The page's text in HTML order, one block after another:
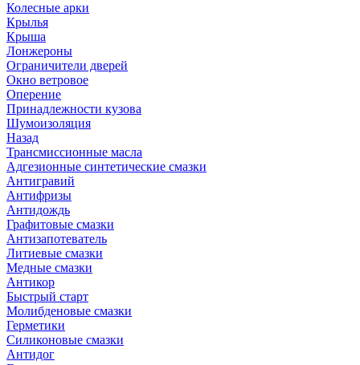
Колесные арки
Крылья
Крыша
Лонжероны
Ограничители дверей
Окно ветровое
Оперение
Принадлежности кузова
Шумоизоляция
Назад
Трансмиссионные масла
Адгезионные синтетические смазки
Антигравий
Антифризы
Антидождь
Графитовые смазки
Антизапотеватель
Литиевые смазки
Медные смазки
Антикор
Быстрый старт
Молибденовые смазки
Герметики
Силиконовые смазки
Антидог